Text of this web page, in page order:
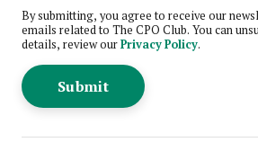
By submitting, you agree to receive our
emails related to The CPO Club. You can
details, review ourPrivacy Policy.